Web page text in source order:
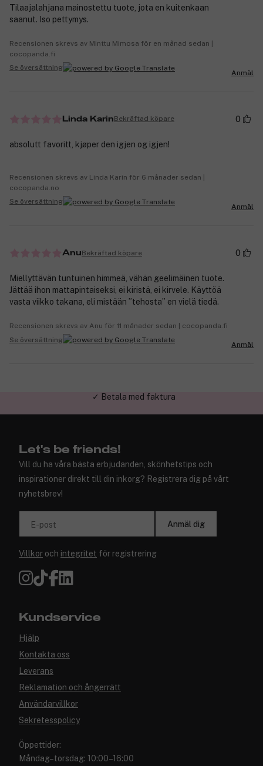
Tilaajalahjana mainostettu tuote, jota en kuitenkaan
saanut. Iso pettymys.
Recensionen skrevs av Minttu Mimosa för en månad sedan |
cocopanda.fi
Se översättning
Anmäl
Linda KarinBekräftad köpare 0
absolutt favoritt, kjøper den igjen og igjen!
Recensionen skrevs av Linda Karin för 6 månader sedan |
cocopanda.no
Se översättning
Anmäl
AnuBekräftad köpare 0
Miellyttävän tuntuinen himmeä, vähän geelimäinen tuote.
Jättää ihon mattapintaiseksi, ei kiristä, ei kirvele. Käyttöä
vasta viikko takana, eli mistään ”tehosta” en vielä tiedä.
Recensionen skrevs av Anu för 11 månader sedan | cocopanda.fi
Se översättning
Anmäl
Let's be friends!
Vill du ha våra bästa erbjudanden, skönhetstips och
inspirationer direkt till din inkorg? Registrera dig på vårt
nyhetsbrev!
E-post Anmäl dig
Villkor och integritet för registrering
Kundservice
Hjälp
Kontakta oss
Leverans
Reklamation och ångerrätt
Användarvillkor
Sekretesspolicy
Öppettider:
Måndag–torsdag: 10:00–16:00